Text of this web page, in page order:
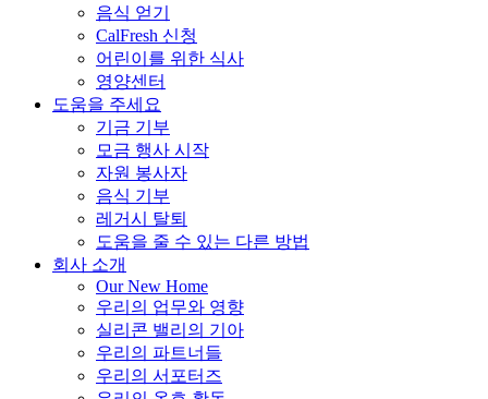
음식 얻기
CalFresh 신청
어린이를 위한 식사
영양센터
도움을 주세요
기금 기부
모금 행사 시작
자원 봉사자
음식 기부
레거시 탈퇴
도움을 줄 수 있는 다른 방법
회사 소개
Our New Home
우리의 업무와 영향
실리콘 밸리의 기아
우리의 파트너들
우리의 서포터즈